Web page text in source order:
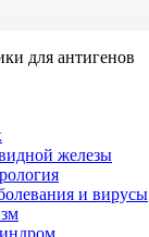
для антигенов
железы
и вирусы